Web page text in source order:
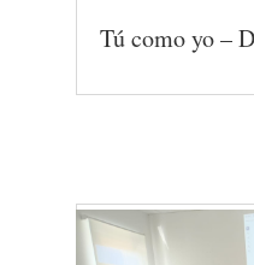
Tú como yo –